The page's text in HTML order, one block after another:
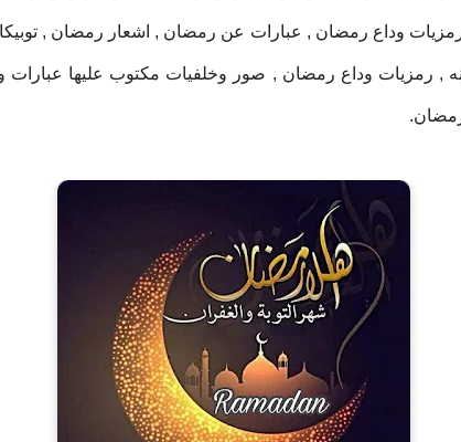
وداع رمضان , عبارات عن رمضان , اشعار رمضان ,
, رمزيات وداع رمضان , صور وخلفيات مكتوب عليها عبارات